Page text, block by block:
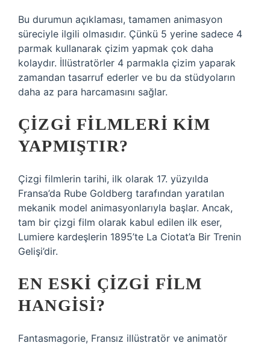
Bu durumun açıklaması, tamamen animasyon
süreciyle ilgili olmasıdır. Çünkü 5 yerine sadece 4
parmak kullanarak çizim yapmak çok daha
kolaydır. İllüstratörler 4 parmakla çizim yaparak
zamandan tasarruf ederler ve bu da stüdyoların
daha az para harcamasını sağlar.
ÇIZGI FILMLERI KIM
YAPMIŞTIR?
Çizgi filmlerin tarihi, ilk olarak 17. yüzyılda
Fransa’da Rube Goldberg tarafından yaratılan
mekanik model animasyonlarıyla başlar. Ancak,
tam bir çizgi film olarak kabul edilen ilk eser,
Lumiere kardeşlerin 1895’te La Ciotat’a Bir Trenin
Gelişi’dir.
EN ESKI ÇIZGI FILM
HANGISI?
Fantasmagorie, Fransız illüstratör ve animatör